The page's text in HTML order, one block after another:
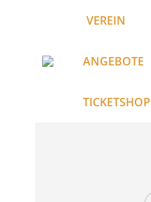
VEREIN
ANGEBOTE
TICKETSHOP